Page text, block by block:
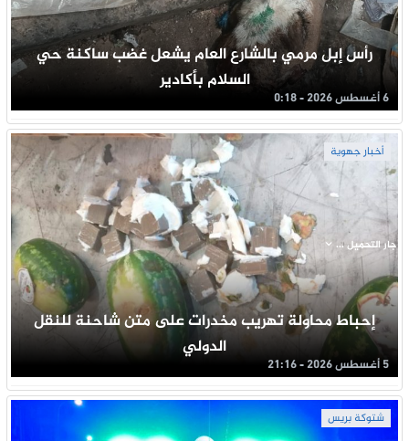
رأس إبل مرمي بالشارع العام يشعل غضب ساكنة حي
السلام بأكادير
6 أغسطس 2026 - 0:18
أخبار جهوية
إحباط محاولة تهريب مخدرات على متن شاحنة للنقل
الدولي
5 أغسطس 2026 - 21:16
شتوكة بريس
جار التحميل ...